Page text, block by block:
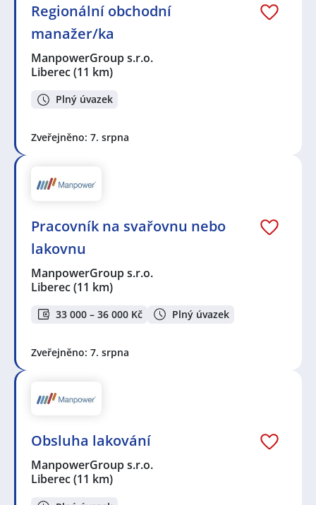
Regionální obchodní
manažer/ka
ManpowerGroup s.r.o.
Liberec(11 km)
Plný úvazek
Zveřejněno: 7. srpna
Pracovník na svařovnu nebo
lakovnu
ManpowerGroup s.r.o.
Liberec(11 km)
33 000 – 36 000 Kč Plný úvazek
Zveřejněno: 7. srpna
Obsluha lakování
ManpowerGroup s.r.o.
Liberec(11 km)